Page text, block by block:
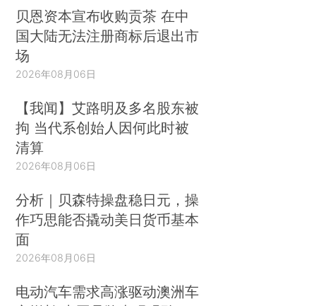
贝恩资本宣布收购贡茶 在中
国大陆无法注册商标后退出市
场
2026年08月06日
【我闻】艾路明及多名股东被
拘 当代系创始人因何此时被
清算
2026年08月06日
分析｜贝森特操盘稳日元，操
作巧思能否撬动美日货币基本
面
2026年08月06日
电动汽车需求高涨驱动澳洲车